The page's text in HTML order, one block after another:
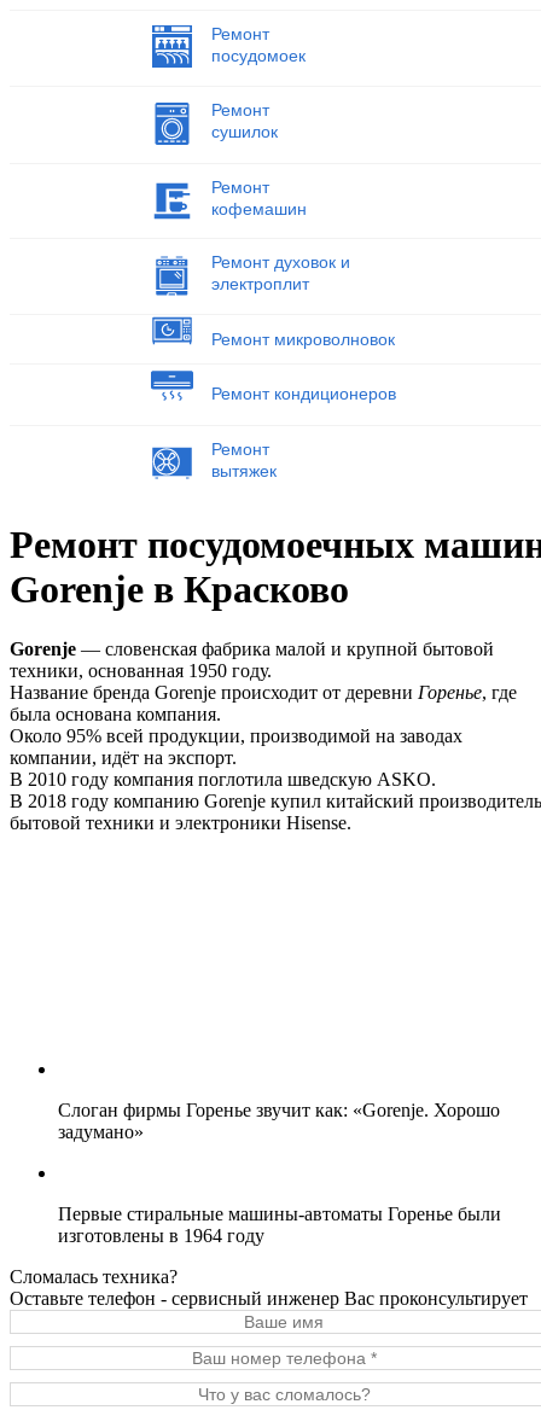
Ремонт
посудомоек
Ремонт
сушилок
Ремонт
кофемашин
Ремонт духовок и
электроплит
Ремонт микроволновок
Ремонт кондиционеров
Ремонт
вытяжек
Ремонт посудомоечных
Gorenje в Красково
Gorenje — словенская фабрика малой и крупной бытовой
техники, основанная 1950 году.
Название бренда Gorenje происходит от деревни Горенье, где
была основана компания.
Около 95% всей продукции, производимой на заводах
компании, идёт на экспорт.
В 2010 году компания поглотила шведскую ASKO.
В 2018 году компанию Gorenje купил китайский производитель
бытовой техники и электроники Hisense.
Слоган фирмы Горенье звучит как: «Gorenje. Хорошо
задумано»
Первые стиральные машины-автоматы Горенье были
изготовлены в 1964 году
Сломалась техника?
Оставьте телефон - сервисный инженер Вас проконсультирует